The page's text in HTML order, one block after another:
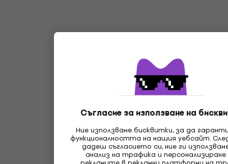
Съгласие за използване на
Ние използваме бисквитки, за да
функционалността на нашия уебсайт.
дадеш съгласието си, ние ги
анализ на трафика и персонализиране